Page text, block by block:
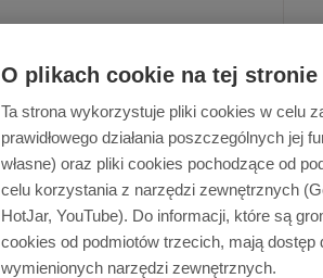
O plikach cookie na tej stronie
Ta strona wykorzystuje pliki cookies w celu
prawidłowego działania poszczególnych jej
własne) oraz pliki cookies pochodzące od
celu korzystania z narzędzi zewnętrznych
HotJar, YouTube). Do informacji, które są
cookies od podmiotów trzecich, mają dostęp
wymienionych narzędzi zewnętrznych.